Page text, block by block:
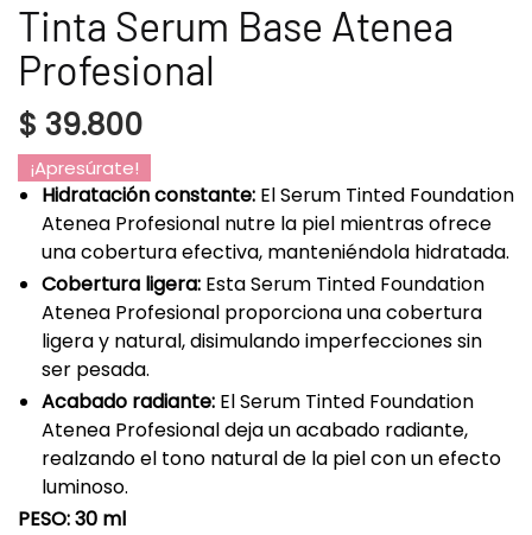
Tinta Serum Base Atenea
Profesional
$ 39.800
¡Apresúrate!
Hidratación constante: El Serum Tinted Foundation
Atenea Profesional nutre la piel mientras ofrece
una cobertura efectiva, manteniéndola hidratada.
Cobertura ligera: Esta Serum Tinted Foundation
Atenea Profesional proporciona una cobertura
ligera y natural, disimulando imperfecciones sin
ser pesada.
Acabado radiante: El Serum Tinted Foundation
Atenea Profesional deja un acabado radiante,
realzando el tono natural de la piel con un efecto
luminoso.
PESO: 30 ml